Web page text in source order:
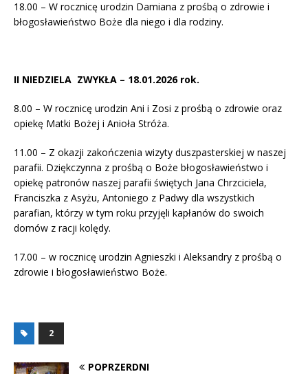
18.00 – W rocznicę urodzin Damiana z prośbą o zdrowie i
błogosławieństwo Boże dla niego i dla rodziny.
II NIEDZIELA ZWYKŁA – 18.01.2026 rok.
8.00 – W rocznicę urodzin Ani i Zosi z prośbą o zdrowie oraz
opiekę Matki Bożej i Anioła Stróża.
11.00 – Z okazji zakończenia wizyty duszpasterskiej w naszej
parafii. Dziękczynna z prośbą o Boże błogosławieństwo i
opiekę patronów naszej parafii świętych Jana Chrzciciela,
Franciszka z Asyżu, Antoniego z Padwy dla wszystkich
parafian, którzy w tym roku przyjęli kapłanów do swoich
domów z racji kolędy.
17.00 – w rocznicę urodzin Agnieszki i Aleksandry z prośbą o
zdrowie i błogosławieństwo Boże.
2
POPRZERDNI